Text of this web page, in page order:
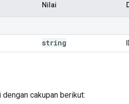
Nilai
string
cakupan berikut: